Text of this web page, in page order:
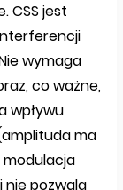
CSS jest
wymaga
co ważne,
wpływu
ma
modulacja
nie pozwala